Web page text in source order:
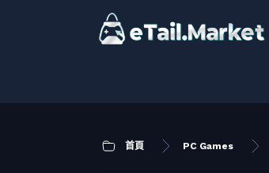
首頁 PC Games